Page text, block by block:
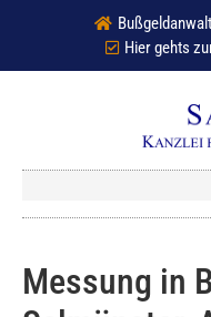
Hier gehts
Messung in